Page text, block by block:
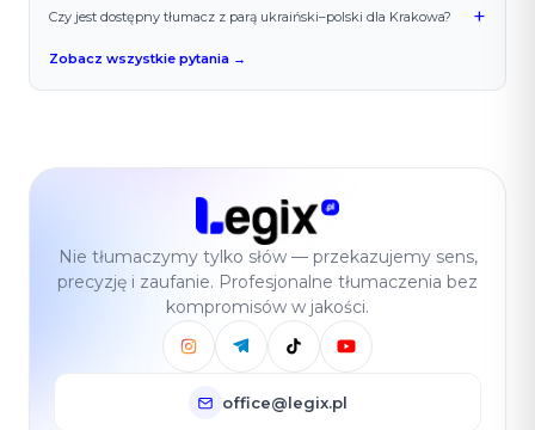
Czy jest dostępny tłumacz z parą ukraiński–polski dla Krakowa? +
Zobacz wszystkie pytania →
Nie tłumaczymy tylko słów — przekazujemy sens,
precyzję i zaufanie. Profesjonalne tłumaczenia bez
kompromisów w jakości.
office@legix.pl